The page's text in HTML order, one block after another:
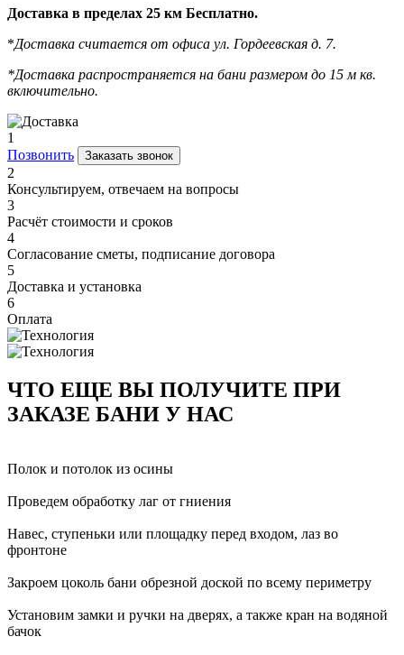
Доставка в пределах 25 км Бесплатно.
*Доставка считается от офиса ул. Гордеевская д. 7.
*Доставка распространяется на бани размером до 15 м кв.
включительно.
1
Позвонить
Заказать звонок
2
Консультируем, отвечаем на вопросы
3
Расчёт стоимости и сроков
4
Согласование сметы, подписание договора
5
Доставка и установка
6
Оплата
ЧТО ЕЩЕ ВЫ ПОЛУЧИТЕ ПРИ
ЗАКАЗЕ БАНИ У НАС
Полок и потолок из осины
Проведем обработку лаг от гниения
Навес, ступеньки или площадку перед входом, лаз во
фронтоне
Закроем цоколь бани обрезной доской по всему периметру
Установим замки и ручки на дверях, а также кран на водяной
бачок